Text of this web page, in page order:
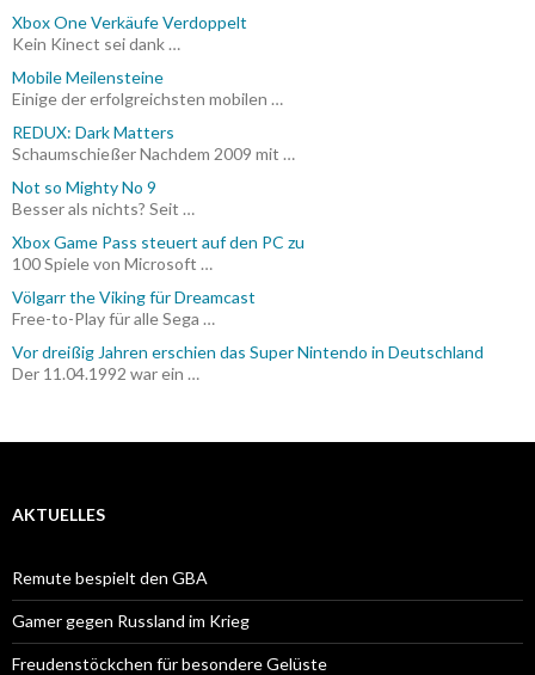
Xbox One Verkäufe Verdoppelt
Kein Kinect sei dank …
Mobile Meilensteine
Einige der erfolgreichsten mobilen …
REDUX: Dark Matters
Schaumschießer Nachdem 2009 mit …
Not so Mighty No 9
Besser als nichts? Seit …
Xbox Game Pass steuert auf den PC zu
100 Spiele von Microsoft …
Völgarr the Viking für Dreamcast
Free-to-Play für alle Sega …
Vor dreißig Jahren erschien das Super Nintendo in Deutschland
Der 11.04.1992 war ein …
AKTUELLES
Remute bespielt den GBA
Gamer gegen Russland im Krieg
Freudenstöckchen für besondere Gelüste